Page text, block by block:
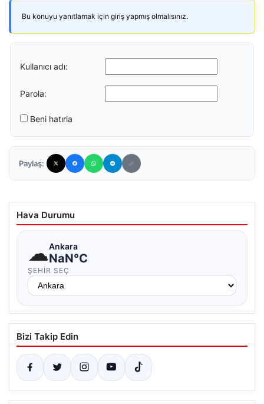
Bu konuyu yanıtlamak için giriş yapmış olmalısınız.
Kullanıcı adı:
Parola:
Beni hatırla
Paylaş:
Hava Durumu
☁Ankara
NaN°C
ŞEHIR SEÇ
Bizi Takip Edin